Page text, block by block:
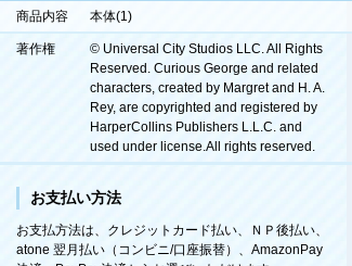
商品内容 本体(1)
著作権
© Universal City Studios LLC. All Rights
Reserved. Curious George and related
characters, created by Margret and H. A.
Rey, are copyrighted and registered by
HarperCollins Publishers L.L.C. and
used under license.All rights reserved.
お支払い方法
お支払方法は、クレジットカード払い、ＮＰ後払い、
atone 翌月払い（コンビニ/口座振替）、AmazonPay